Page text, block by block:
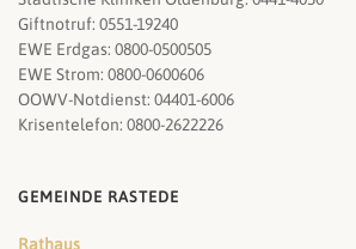
Giftnotruf: 0551-19240
EWE Erdgas: 0800-0500505
EWE Strom: 0800-0600606
OOWV-Notdienst: 04401-6006
Krisentelefon: 0800-2622226
GEMEINDE RASTEDE
Rathaus